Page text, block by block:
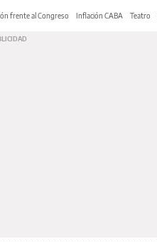
frente al Congreso Inflación CABA Teatro